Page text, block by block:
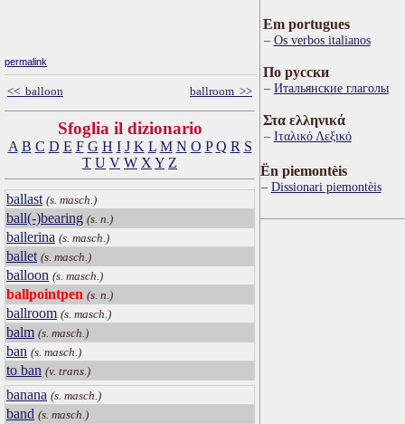
permalink
<< balloon ballroom >>
Sfoglia il dizionario
A B C D E F G H I J K L M N O P Q R S
T U V W X Y Z
ballast (s. masch.)
ball(-)bearing (s. n.)
ballerina (s. masch.)
ballet (s. masch.)
balloon (s. masch.)
ballpointpen (s. n.)
ballroom (s. masch.)
balm (s. masch.)
ban (s. masch.)
to ban (v. trans.)
banana (s. masch.)
band (s. masch.)
Em portugues
Os verbos italianos
По русски
Итальянские глаголы
Στα ελληνικά
Ιταλικό Λεξικό
Ën piemontèis
Dissionari piemontèis